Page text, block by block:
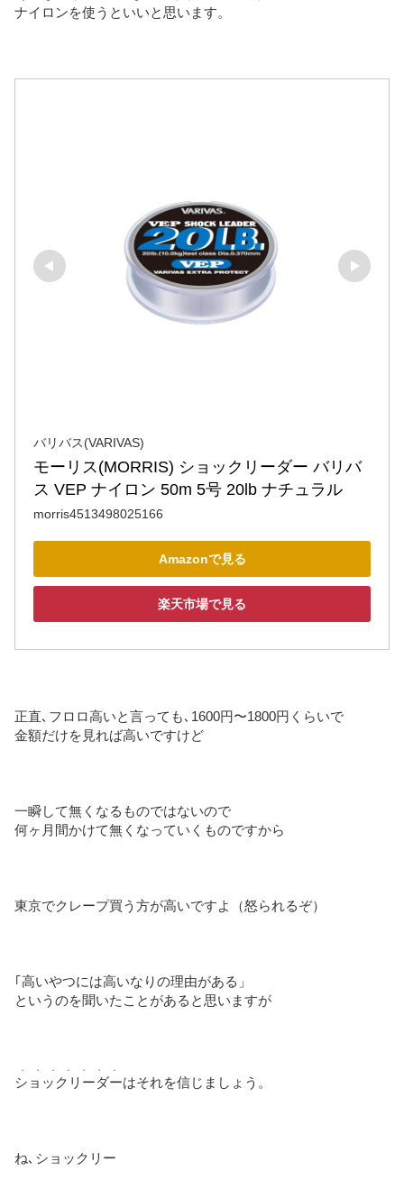
ナイロンを使うといいと思います。
バリバス(VARIVAS)
モーリス(MORRIS) ショックリーダー バリバ
ス VEP ナイロン 50m 5号 20lb ナチュラル
morris4513498025166
Amazonで見る
楽天市場で見る
正直､フロロ高いと言っても､1600円〜1800円くらいで
金額だけを見れば高いですけど
一瞬して無くなるものではないので
何ヶ月間かけて無くなっていくものですから
東京でクレープ買う方が高いですよ（怒られるぞ）
｢高いやつには高いなりの理由がある」
というのを聞いたことがあると思いますが
ショックリーダー
・・・・・・・
はそれを信じましょう。
ね､ショックリー